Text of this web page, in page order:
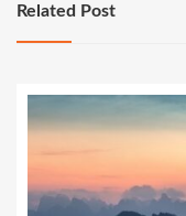
Related Post